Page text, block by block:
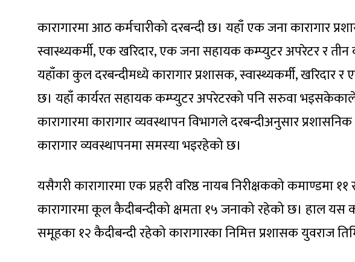
कारागारमा आठ कर्मचारीको दरबन्दी छ। यहाँ एक जना कारागार
स्वास्थ्यकर्मी, एक खरिदार, एक जना सहायक कम्प्युटर अपरेटर र तीन
यहाँका कुल दरबन्दीमध्ये कारागार प्रशासक, स्वास्थ्यकर्मी, खरिदार
छ। यहाँ कार्यरत सहायक कम्प्युटर अपरेटरको पनि सरुवा
कारागारमा कारागार व्यवस्थापन विभागले दरबन्दीअनुसार प्रशासनिक
कारागार व्यवस्थापनमा समस्या भइरहेको छ।
यसैगरी कारागारमा एक प्रहरी वरिष्ठ नायब निरीक्षकको कमाण्डमा
कारागारमा कूल कैदीबन्दीको क्षमता १५ जनाको रहेको छ। हाल यस
समूहका १२ कैदीबन्दी रहेको कारागारका निमित्त प्रशासक युवराज